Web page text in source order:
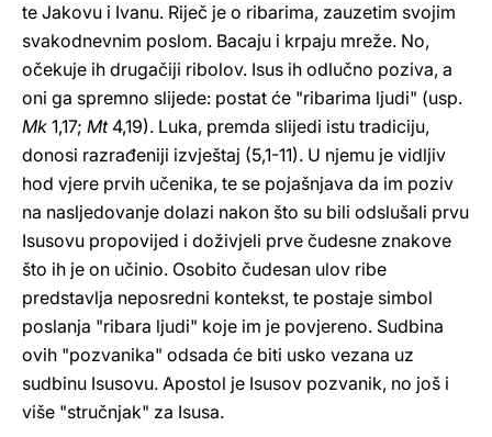
te Jakovu i Ivanu. Riječ je o ribarima, zauzetim svojim
svakodnevnim poslom. Bacaju i krpaju mreže. No,
očekuje ih drugačiji ribolov. Isus ih odlučno poziva, a
oni ga spremno slijede: postat će "ribarima ljudi" (usp.
Mk 1,17; Mt4,19). Luka, premda slijedi istu tradiciju,
donosi razrađeniji izvještaj (5,1-11). U njemu je vidljiv
hod vjere prvih učenika, te se pojašnjava da im poziv
na nasljedovanje dolazi nakon što su bili odslušali prvu
Isusovu propovijed i doživjeli prve čudesne znakove
što ih je on učinio. Osobito čudesan ulov ribe
predstavlja neposredni kontekst, te postaje simbol
poslanja "ribara ljudi" koje im je povjereno. Sudbina
ovih "pozvanika" odsada će biti usko vezana uz
sudbinu Isusovu. Apostol je Isusov pozvanik, no još i
više "stručnjak" za Isusa.